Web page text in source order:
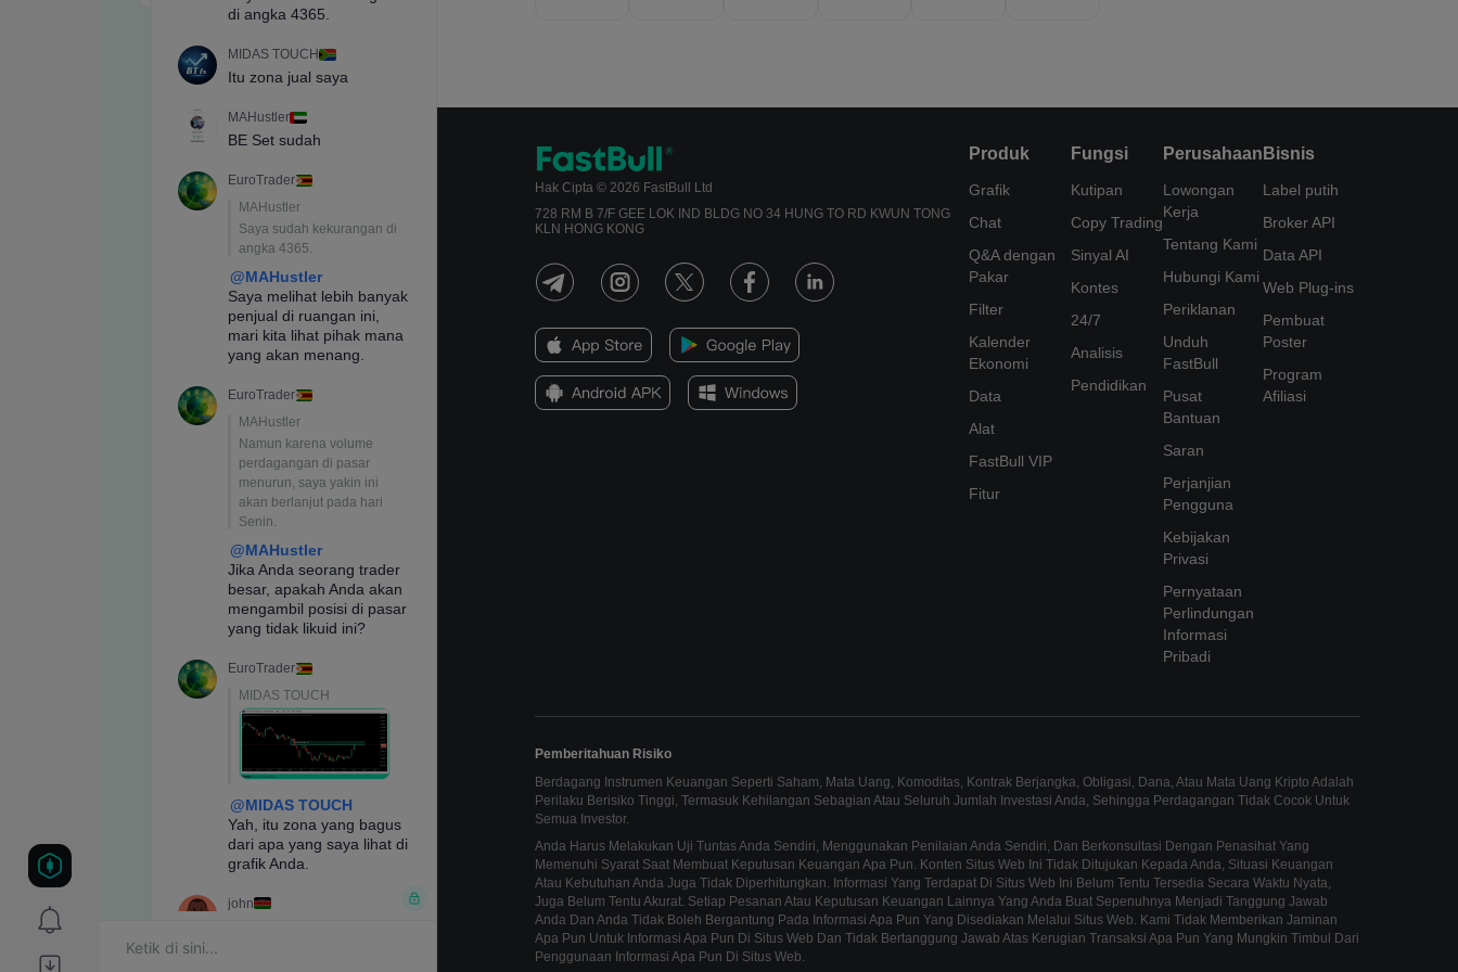
Hak Cipta © 2026 FastBull Ltd
728 RM B 7/F GEE LOK IND BLDG NO 34 HUNG TO RD KWUN TONG
KLN HONG KONG
Produk
Grafik
Chat
Q&A dengan
Pakar
Filter
Kalender
Ekonomi
Data
Alat
FastBull VIP
Fitur
Fungsi
Kutipan
Copy Trading
Sinyal AI
Kontes
24/7
Analisis
Pendidikan
Perusahaan
Lowongan
Kerja
Tentang Kami
Hubungi Kami
Periklanan
Unduh
FastBull
Pusat
Bantuan
Saran
Perjanjian
Pengguna
Kebijakan
Privasi
Pernyataan
Perlindungan
Informasi
Pribadi
Bisnis
Label putih
Broker API
Data API
Web Plug-ins
Pembuat
Poster
Program
Afiliasi
Pemberitahuan Risiko
Berdagang Instrumen Keuangan Seperti Saham, Mata Uang, Komoditas, Kontrak Berjangka, Obligasi, Dana, Atau Mata Uang Kripto Adalah
Perilaku Berisiko Tinggi, Termasuk Kehilangan Sebagian Atau Seluruh Jumlah Investasi Anda, Sehingga Perdagangan Tidak Cocok Untuk
Semua Investor.
Anda Harus Melakukan Uji Tuntas Anda Sendiri, Menggunakan Penilaian Anda Sendiri, Dan Berkonsultasi Dengan Penasihat Yang
Memenuhi Syarat Saat Membuat Keputusan Keuangan Apa Pun. Konten Situs Web Ini Tidak Ditujukan Kepada Anda, Situasi Keuangan
Atau Kebutuhan Anda Juga Tidak Diperhitungkan. Informasi Yang Terdapat Di Situs Web Ini Belum Tentu Tersedia Secara Waktu Nyata,
Juga Belum Tentu Akurat. Setiap Pesanan Atau Keputusan Keuangan Lainnya Yang Anda Buat Sepenuhnya Menjadi Tanggung Jawab
Anda Dan Anda Tidak Boleh Bergantung Pada Informasi Apa Pun Yang Disediakan Melalui Situs Web. Kami Tidak Memberikan Jaminan
Apa Pun Untuk Informasi Apa Pun Di Situs Web Dan Tidak Bertanggung Jawab Atas Kerugian Transaksi Apa Pun Yang Mungkin Timbul Dari
Penggunaan Informasi Apa Pun Di Situs Web.